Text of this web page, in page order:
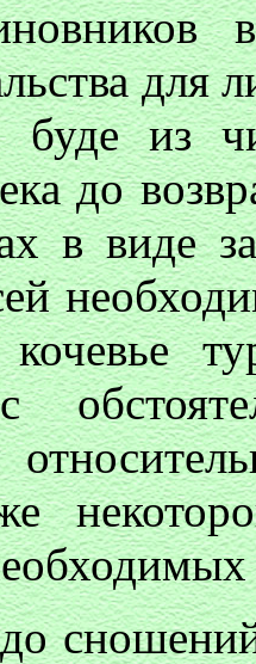
буде из
до
в виде
до